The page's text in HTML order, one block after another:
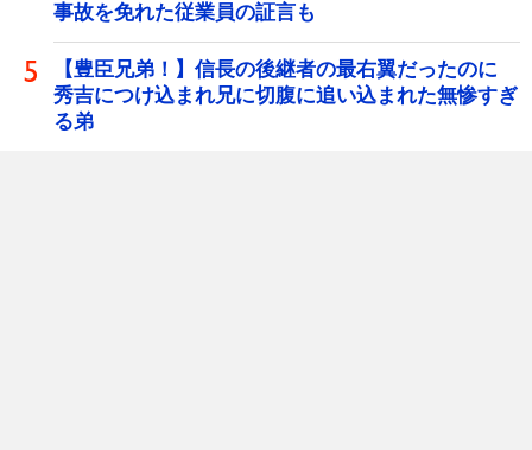
事故を免れた従業員の証言も
【豊臣兄弟！】信長の後継者の最右翼だったのに
秀吉につけ込まれ兄に切腹に追い込まれた無惨すぎ
る弟